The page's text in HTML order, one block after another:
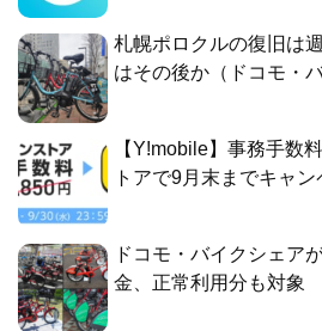
札幌ポロクルの復旧は
はその後か（ドコモ・
【Y!mobile】事務手数
トアで9月末までキャン
ドコモ・バイクシェア
金、正常利用分も対象